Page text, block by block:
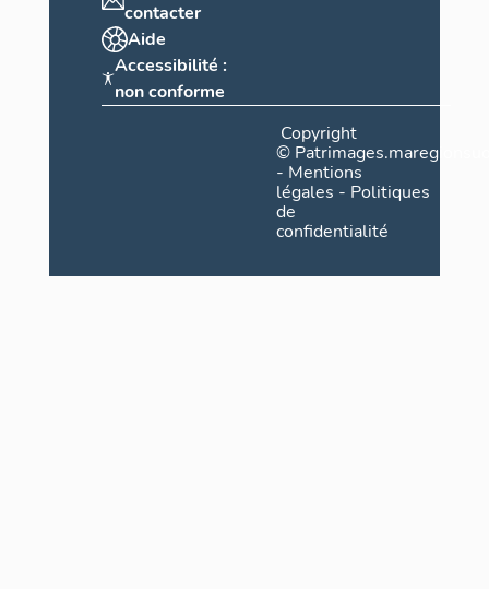
contacter
Aide
Accessibilité :
non conforme
Copyright
©
- Mentions
légales - Politiques
de
confidentialité